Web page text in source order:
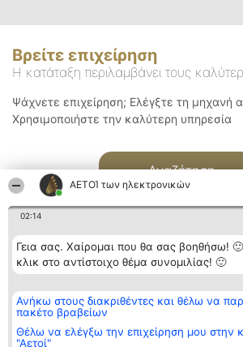
ΑΕΤΟΊ των ηλεκτρονικών
02:14
Γεια σας. Χαίρομαι που θα σας βοηθήσω!
κλικ στο αντίστοιχο θέμα συνομιλίας! 🙂
Ανήκω στους διακριθέντες και θέλω να
πακέτο βραβείων
Θέλω να ελέγξω την επιχείρηση μου στην
"Αετοί"
Βρείτε επιχείρηση
Η κατάταξη περιλαμβάνει τους
Ψάχνετε επιχείρηση; Ελέγξτε τη μηχανή
Χρησιμοποιήστε την καλύτερη υπηρεσία
Αναζήτηση
Διοργανωτής της
κατάταξης
BEAUTIFUL COMPANY
ΤΗΛ. ΕΠΙΚΟΙΝΩΝΙΑΣ:
Κατάταξη
Διακριθέντες
των
διακριθέντων